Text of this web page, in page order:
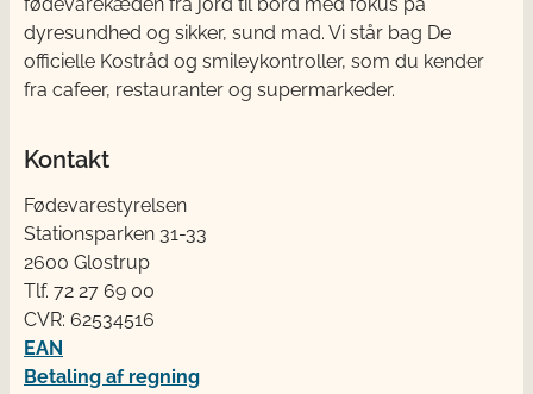
dyresundhed og sikker, sund mad. Vi står bag De
officielle Kostråd og smileykontroller, som du kender
fra cafeer, restauranter og supermarkeder.
Kontakt
Fødevarestyrelsen
Stationsparken 31-33
2600 Glostrup
Tlf. 72 2​​​7 69 00
CVR: 62534516
EAN
Betaling af regning